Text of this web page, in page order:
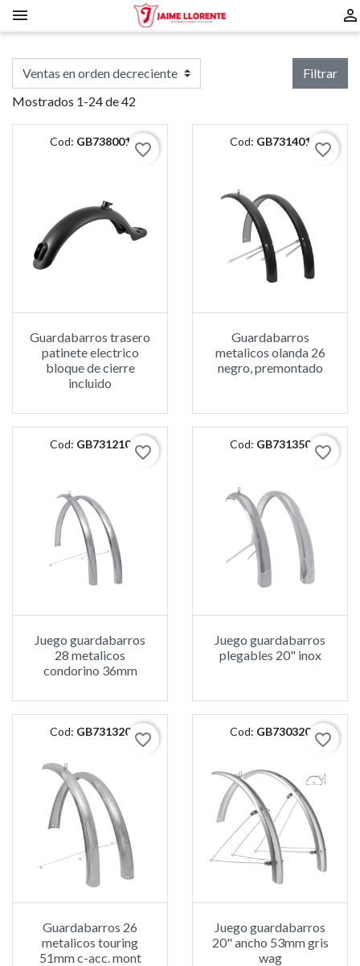
 
Filtrar
Mostrados 1-24 de 42
Cod: GB738001 favorite_border
Guardabarros trasero
patinete electrico
bloque de cierre
incluido
Cod: GB731401 favorite_border
Guardabarros
metalicos olanda 26
negro, premontado
Cod: GB731210 favorite_border
Juego guardabarros
28 metalicos
condorino 36mm
Cod: GB731350 favorite_border
Juego guardabarros
plegables 20" inox
Cod: GB731320 favorite_border
Guardabarros 26
metalicos touring
51mm c-acc. mont
Cod: GB730320 favorite_border
Juego guardabarros
20" ancho 53mm gris
wag